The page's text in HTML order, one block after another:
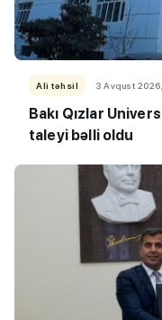
Ali təhsil 3 Avqust
Bakı Qızlar
taleyi bəlli oldu